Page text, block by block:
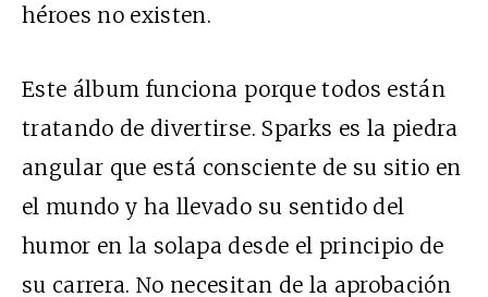
héroes no existen.
Este álbum funciona porque todos están
tratando de divertirse. Sparks es la piedra
angular que está consciente de su sitio en
el mundo y ha llevado su sentido del
humor en la solapa desde el principio de
su carrera. No necesitan de la aprobación